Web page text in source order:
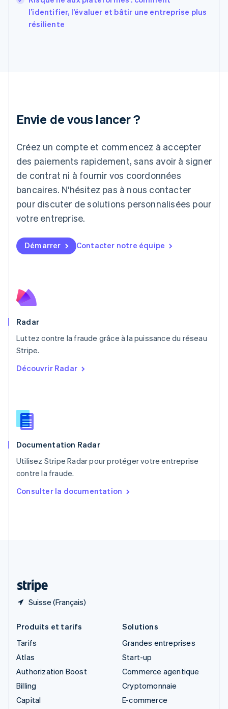
l’identifier, l’évaluer et bâtir une entreprise plus
résiliente
Envie de vous lancer ?
Créez un compte et commencez à accepter
des paiements rapidement, sans avoir à signer
de contrat ni à fournir vos coordonnées
bancaires. N'hésitez pas à nous contacter
pour discuter de solutions personnalisées pour
votre entreprise.
Démarrer Contacter notre équipe
Radar
Luttez contre la fraude grâce à la puissance du réseau
Stripe.
Découvrir Radar
Documentation Radar
Utilisez Stripe Radar pour protéger votre entreprise
contre la fraude.
Consulter la documentation
Suisse (Français)
Grèce
Hongrie
日本語 English
English
Liechtenstein
Deutsch English
Lituanie
English
Luxembourg
FrançaisDeutschEnglish
Malaisie
Malte
English
Mexique
Nouvelle-Zélande
English
Pays-Bas
Pologne
English
PortuguêsEnglish
English
Roumanie
Royaume-Uni
Singapour
English简体中文
English
Produits et tarifs
Tarifs
Atlas
Authorization Boost
Billing
Capital
Solutions
Grandes entreprises
Start-up
Commerce agentique
Cryptomonnaie
E-commerce